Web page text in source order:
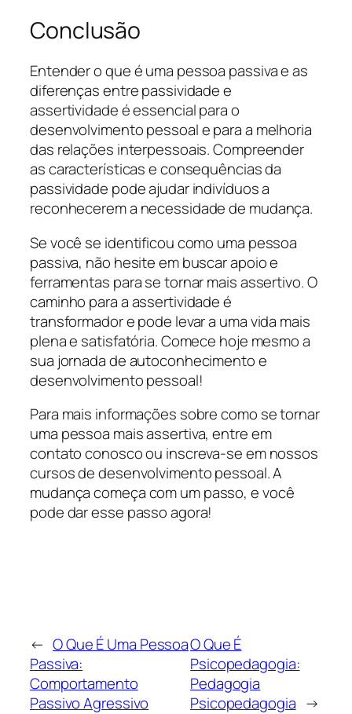
Conclusão
Entender o que é uma pessoa passiva e as
diferenças entre passividade e
assertividade é essencial para o
desenvolvimento pessoal e para a melhoria
das relações interpessoais. Compreender
as características e consequências da
passividade pode ajudar indivíduos a
reconhecerem a necessidade de mudança.
Se você se identificou como uma pessoa
passiva, não hesite em buscar apoio e
ferramentas para se tornar mais assertivo. O
caminho para a assertividade é
transformador e pode levar a uma vida mais
plena e satisfatória. Comece hoje mesmo a
sua jornada de autoconhecimento e
desenvolvimento pessoal!
Para mais informações sobre como se tornar
uma pessoa mais assertiva, entre em
contato conosco ou inscreva-se em nossos
cursos de desenvolvimento pessoal. A
mudança começa com um passo, e você
pode dar esse passo agora!
← O Que É Uma Pessoa
Passiva:
Comportamento
Passivo Agressivo
O Que É
Psicopedagogia:
Pedagogia
Psicopedagogia →